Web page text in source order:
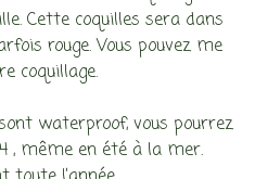
Cette coquilles sera dans
rouge. Vous pouvez me
coquillage.
waterproof, vous pourrez
, même en été à la mer.